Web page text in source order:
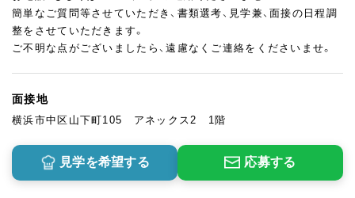
簡単なご質問等させていただき、書類選考、見学兼、面接の日程調
整をさせていただきます。
ご不明な点がございましたら、遠慮なくご連絡をくださいませ。
面接地
横浜市中区山下町105 アネックス2 1階
見学を希望する 応募する